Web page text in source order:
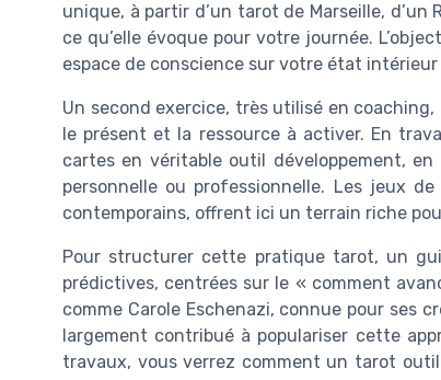
unique, à partir d’un tarot de Marseille,
ce qu’elle évoque pour votre journée.
espace de conscience sur votre état
Un second exercice, très utilisé en
le présent et la ressource à activer. En
cartes en véritable outil développement,
personnelle ou professionnelle. Les jeux
contemporains, offrent ici un terrain riche
Pour structurer cette pratique tarot, un
prédictives, centrées sur le « comment
comme Carole Eschenazi, connue pour ses
largement contribué à populariser cette
travaux, vous verrez comment un tarot